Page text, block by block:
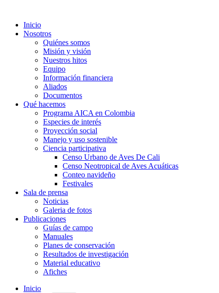
Inicio
Nosotros
Quiénes somos
Misión y visión
Nuestros hitos
Equipo
Información financiera
Aliados
Documentos
Qué hacemos
Programa AICA en Colombia
Especies de interés
Proyección social
Manejo y uso sostenible
Ciencia participativa
Censo Urbano de Aves De Cali
Censo Neotropical de Aves Acuáticas
Conteo navideño
Festivales
Sala de prensa
Noticias
Galeria de fotos
Publicaciones
Guías de campo
Manuales
Planes de conservación
Resultados de investigación
Material educativo
Afiches
Inicio